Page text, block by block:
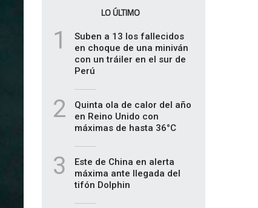
LO ÚLTIMO
1
Suben a 13 los fallecidos
en choque de una miniván
con un tráiler en el sur de
Perú
2
Quinta ola de calor del año
en Reino Unido con
máximas de hasta 36°C
3
Este de China en alerta
máxima ante llegada del
tifón Dolphin